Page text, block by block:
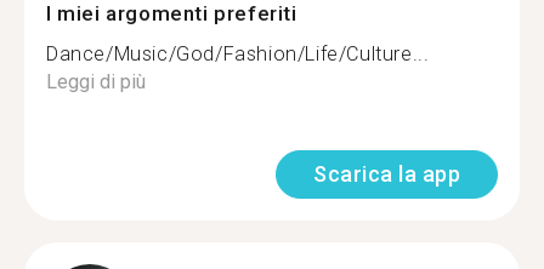
I miei argomenti preferiti
Dance/Music/God/Fashion/Life/Culture...
Leggi di più
Scarica la app